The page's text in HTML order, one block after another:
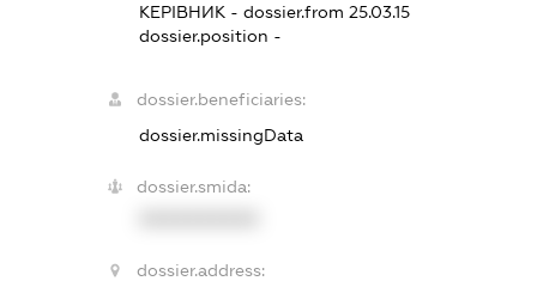
КЕРІВНИК - dossier.from 25.03.15
dossier.position -
dossier.beneficiaries:
dossier.missingData
dossier.smida:
dossier.address: